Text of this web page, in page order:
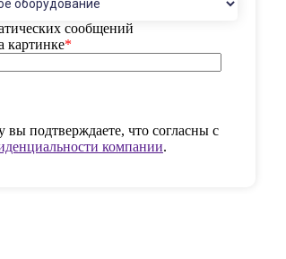
сообщений
картинке*
вы подтверждаете, что согласны с
компании.